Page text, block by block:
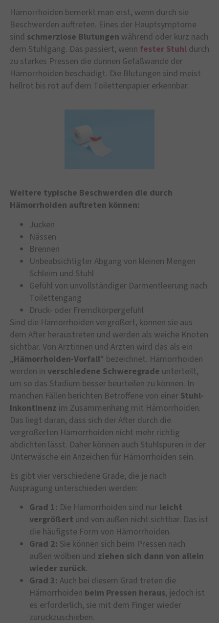
Hämorrhoiden bemerkt man erst, wenn durch sie
Beschwerden auftreten. Eines der Hauptsymptome
sind schmerzlose Blutungen während oder kurz nach
dem Stuhlgang. Das passiert, wenn fester Stuhl durch
zu starkes Pressen die dünnen Gefäßwände der
Hämorrhoiden beschädigt. Die Blutungen sind meist
hellrot bis rot auf dem Toilettenpapier erkennbar.
Weitere typische Beschwerden die durch
Hämorrhoiden auftreten können:
Jucken
Nässen
Brennen
Unbeabsichtigter Abgang von kleinen Mengen
Schleim und Stuhl
Gefühl von unvollständiger Darmentleerung nach
Toilettengang
Druck- oder Fremdkörpergefühl
Sind die Hämorrhoiden vergrößert, können sie aus
dem After heraustreten und werden als weiche Knoten
sichtbar. Von Ärztinnen und Ärzten wird das als ein
„Hämorrhoiden-Vorfall“ bezeichnet. Hämorrhoiden
werden in verschiedene Schweregrade unterteilt,
um so das Stadium besser beurteilen zu können. In
manchen Fällen berichten Betroffene von einer Stuhl-
Inkontinenz im Zusammenhang mit Hämorrhoiden.
Das liegt daran, dass sich der After durch die
vergrößerten Hämorrhoiden nicht mehr richtig
abdichten lässt. Daher können auch Stuhlspuren in der
Unterwäsche ein Anzeichen für Hämorrhoiden sein.
Es gibt vier verschiedene Grade, die je nach
Ausprägung unterschieden werden:
Grad 1: Die Hämorrhoiden sind nur leicht
vergrößert und von außen nicht sichtbar. Das ist
die häufigste Form von Hämorrhoiden.
Grad 2: Sie können sich beim Pressen nach
außen wölben und ziehen sich dann von allein
wieder zurück.
Grad 3: Auch bei diesem Grad treten die
Hämorrhoiden beim Pressen heraus, jedoch ist
es erforderlich, sie mit dem Finger wieder
zurückzuschieben.